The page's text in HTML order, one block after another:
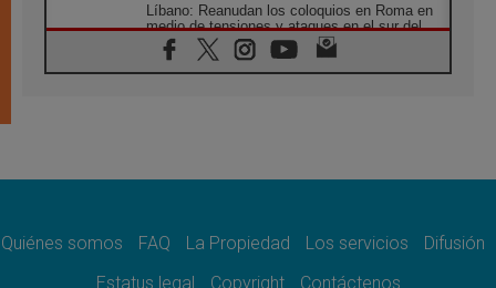
Líbano: Reanudan los coloquios en Roma en
medio de tensiones y ataques en el sur del
país
06.08.2026
noticia para todo el Uruguay
León XIV: La revolución del Evangelio
Quiénes somos FAQ La Propiedad Los servicios
Difusión
Estatus legal
Copyright Contáctenos